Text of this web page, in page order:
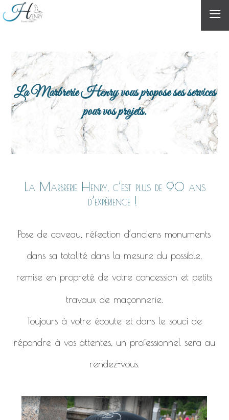
≡
La Marbrerie Henry vous propose ses services
pour vos projets.
La Marbrerie Henry, c’est plus de 90 ans
d’expérience !
Pose de caveau, réfection d’anciens monuments
dans sa totalité dans la mesure du possible,
remise en propreté de votre concession et petits
travaux de maçonnerie.
Toujours à votre écoute et dans le souci de
répondre à vos attentes, un professionnel sera au
rendez-vous.